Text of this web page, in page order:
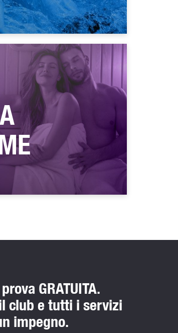
GRATUITA.
club e tutti i servizi
impegno.